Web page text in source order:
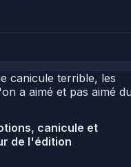
canicule et
de l'édition